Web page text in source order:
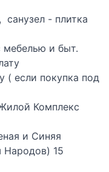
санузел - плитка
мебелью и быт.
( если покупка под
Комплекс
и Синяя
15